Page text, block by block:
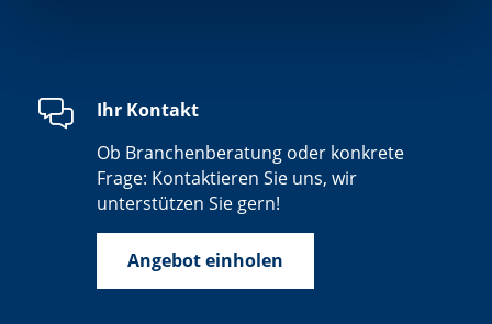
Ihr Kontakt
Ob Branchenberatung oder konkrete
Frage: Kontaktieren Sie uns, wir
unterstützen Sie gern!
Angebot einholen